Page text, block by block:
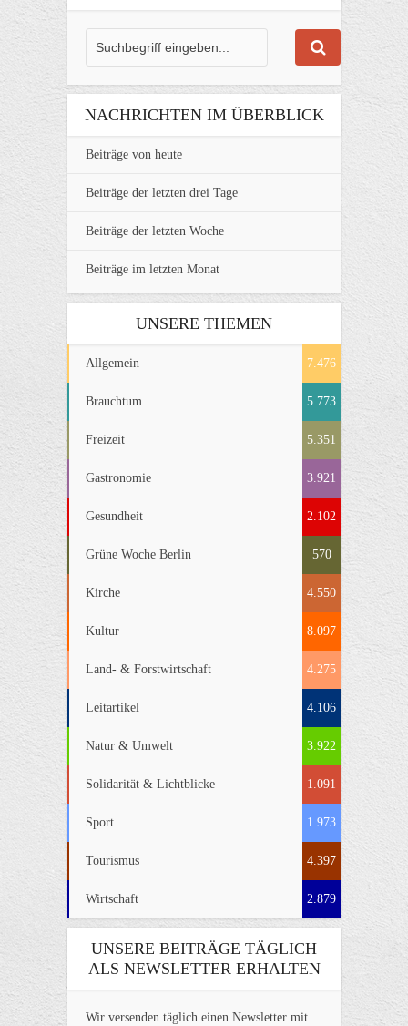
NACHRICHTEN IM ÜBERBLICK
Beiträge von heute
Beiträge der letzten drei Tage
Beiträge der letzten Woche
Beiträge im letzten Monat
UNSERE THEMEN
Allgemein 7.476
Brauchtum 5.773
Freizeit 5.351
Gastronomie 3.921
Gesundheit 2.102
Grüne Woche Berlin 570
Kirche 4.550
Kultur 8.097
Land- & Forstwirtschaft 4.275
Leitartikel 4.106
Natur & Umwelt 3.922
Solidarität & Lichtblicke 1.091
Sport 1.973
Tourismus 4.397
Wirtschaft 2.879
UNSERE BEITRÄGE TÄGLICH
ALS NEWSLETTER ERHALTEN
Wir versenden täglich einen Newsletter mit